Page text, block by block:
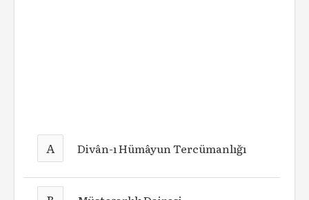
A Divân-ı Hümâyun Tercümanlığı